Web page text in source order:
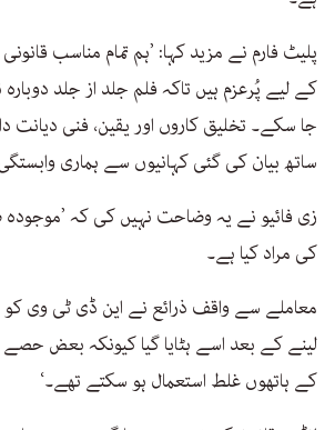
پلیٹ فارم نے مزید کہا: ’ہم تمام مناسب
کے لیے پُرعزم ہیں تاکہ فلم جلد از جلد
جا سکے۔ تخلیق کاروں اور یقین، فنی دیانت
ساتھ بیان کی گئی کہانیوں سے ہماری
زی فائیو نے یہ وضاحت نہیں کی کہ
کی مراد کیا ہے۔
معاملے سے واقف ذرائع نے این ڈی ٹی وی کو
لینے کے بعد اسے ہٹایا گیا کیونکہ بعض حصے
کے ہاتھوں غلط استعمال ہو سکتے تھے۔‘